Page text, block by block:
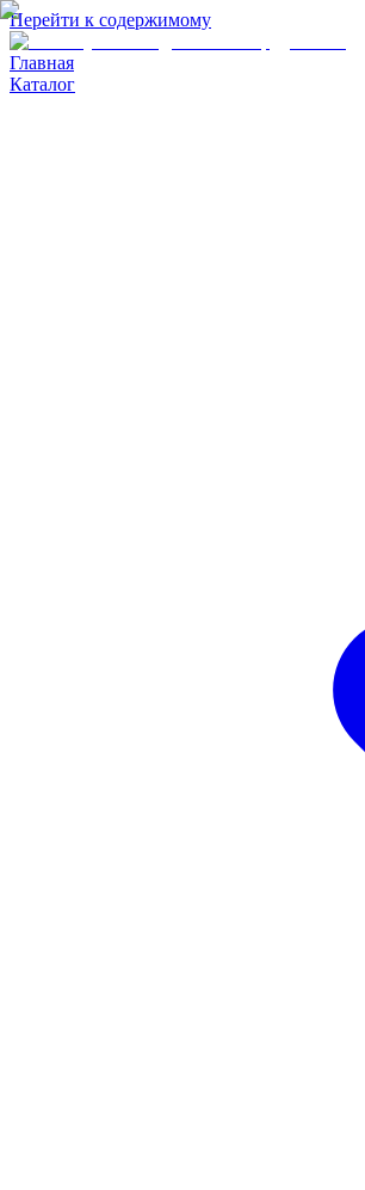
Перейти к содержимому
Главная
Каталог